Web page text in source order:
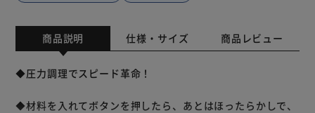
商品説明 仕様・サイズ 商品レビュー
◆圧力調理でスピード革命！
◆材料を入れてボタンを押したら、あとはほったらかしで、